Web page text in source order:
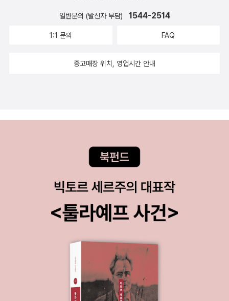
일반문의 (발신자 부담) 1544-2514
1:1 문의 FAQ
중고매장 위치, 영업시간 안내